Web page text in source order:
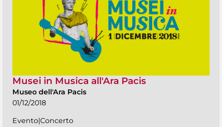
Musei in Musica all'Ara Pacis
Museo dell'Ara Pacis
01/12/2018
Evento|Concerto